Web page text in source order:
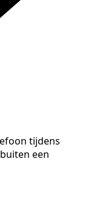
tijdens
een